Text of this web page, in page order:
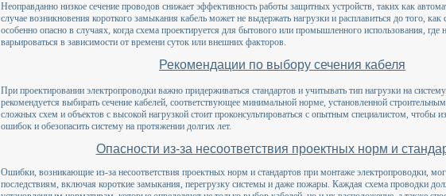
Неоправданно низкое сечение проводов снижает эффективность работы защитных устройств, таких как
случае возникновения короткого замыкания кабель может не выдержать нагрузки и расплавиться до того, как
особенно опасно в случаях, когда схема проектируется для бытового или промышленного использования, где
варьироваться в зависимости от времени суток или внешних факторов.
Рекомендации по выбору сечения кабеля
При проектировании электропроводки важно придерживаться стандартов и учитывать тип нагрузки на
рекомендуется выбирать сечение кабелей, соответствующее минимальной норме, установленной
сложных схем и объектов с высокой нагрузкой стоит проконсультироваться с опытным специалистом, чтобы
ошибок и обезопасить систему на протяжении долгих лет.
Опасности из-за несоответствия проектных норм и
Ошибки, возникающие из-за несоответствия проектных норм и стандартов при монтаже электропроводки,
последствиям, включая короткие замыкания, перегрузку системы и даже пожары. Каждая схема проводки